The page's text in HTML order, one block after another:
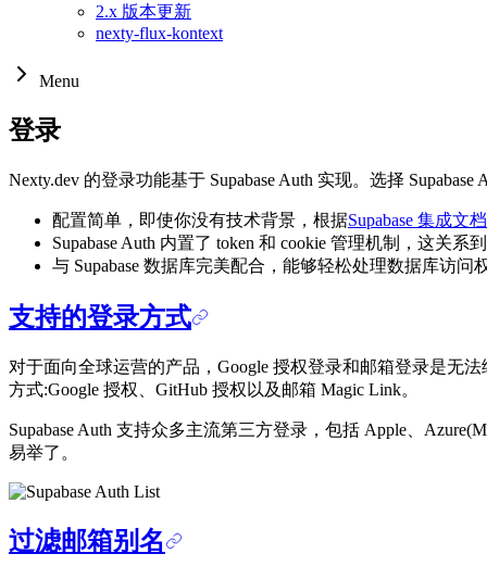
2.x 版本更新
nexty-flux-kontext
Menu
登录
Nexty.dev 的登录功能基于 Supabase Auth 实现。选择
配置简单，即使你没有技术背景，根据Supabase 集成文档
Supabase Auth 内置了 token 和 cookie 管理机制，这关
与 Supabase 数据库完美配合，能够轻松处理数据库访问
支持的登录方式
对于面向全球运营的产品，Google 授权登录和邮箱登录是无
方式:Google 授权、GitHub 授权以及邮箱 Magic Link。
Supabase Auth 支持众多主流第三方登录，包括 Apple、
易举了。
过滤邮箱别名